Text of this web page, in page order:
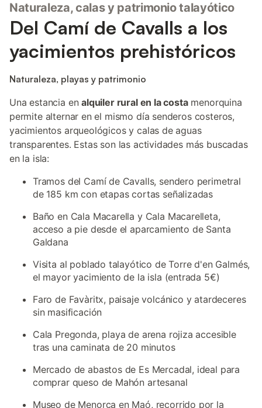
Naturaleza, calas y patrimonio talayótico
Del Camí de Cavalls a los
yacimientos prehistóricos
Naturaleza, playas y patrimonio
Una estancia enalquiler rural en la costamenorquina
permite alternar en el mismo día senderos costeros,
yacimientos arqueológicos y calas de aguas
transparentes. Estas son las actividades más buscadas
en la isla:
Tramos del Camí de Cavalls, sendero perimetral
de 185 km con etapas cortas señalizadas
Baño en Cala Macarella y Cala Macarelleta,
acceso a pie desde el aparcamiento de Santa
Galdana
Visita al poblado talayótico de Torre d'en Galmés,
el mayor yacimiento de la isla (entrada 5€)
Faro de Favàritx, paisaje volcánico y atardeceres
sin masificación
Cala Pregonda, playa de arena rojiza accesible
tras una caminata de 20 minutos
Mercado de abastos de Es Mercadal, ideal para
comprar queso de Mahón artesanal
Museo de Menorca en Maó, recorrido por la